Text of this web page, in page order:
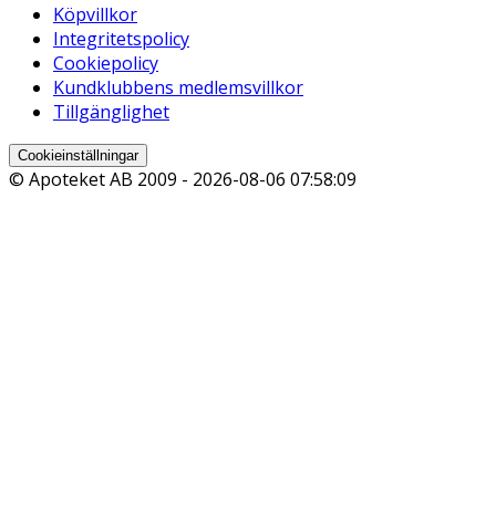
Köpvillkor
Integritetspolicy
Cookiepolicy
Kundklubbens medlemsvillkor
Tillgänglighet
Cookieinställningar
© Apoteket AB 2009 - 2026-08-06 07:58:09